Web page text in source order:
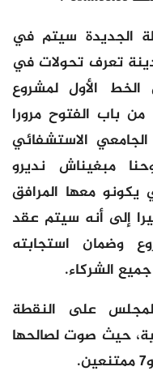
الجديدة سيتم في
تعرف تحولات في
الأول لمشروع
من باب الفتوح مرورا
الاستشفائي
مبغيناش نديرو
يكونو معها المرافق
إلى أنه سيتم عقد
وضمان استجابته
الشركاء.
على النقطة
حيث صوت لصالحها